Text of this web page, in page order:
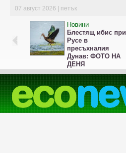
07 август 2026 | петък
Новини
Блестящ ибис при
Русе в
пресъхналия
Дунав: ФОТО НА
ДЕНЯ